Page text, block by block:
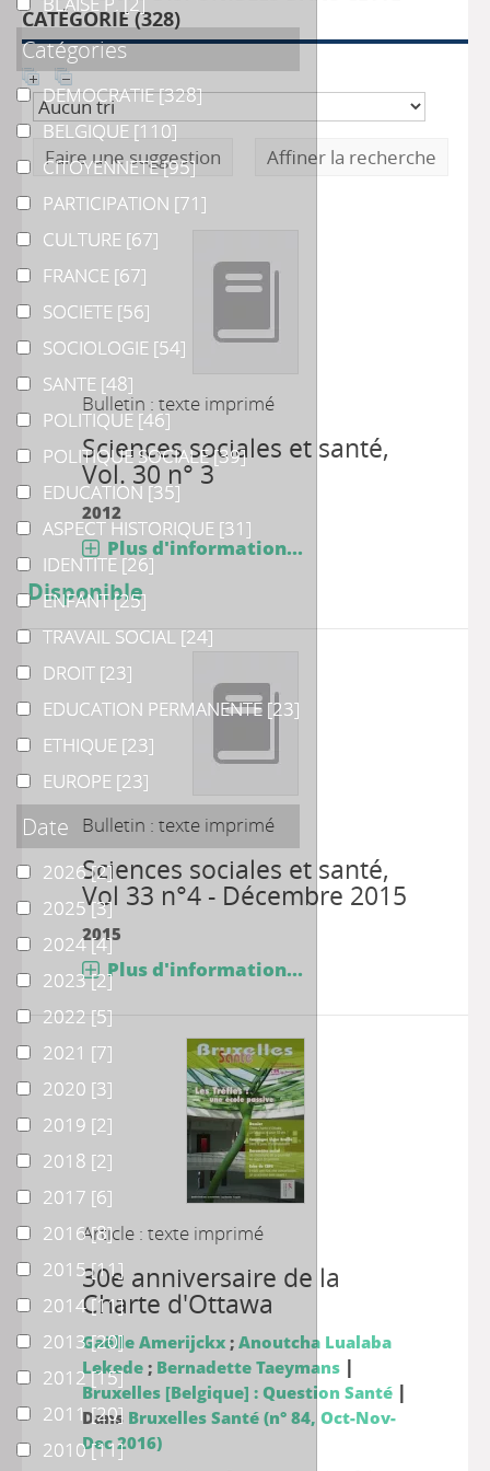
CATÉGORIE (328)
Faire une suggestion Affiner la recherche
Bulletin : texte imprimé
Sciences sociales et santé,
Vol. 30 n° 3
2012
Plus d'information...
Disponible
Bulletin : texte imprimé
Sciences sociales et santé,
Vol 33 n°4 - Décembre 2015
2015
Plus d'information...
Article : texte imprimé
30e anniversaire de la
Charte d'Ottawa
Gaëlle Amerijckx; Anoutcha Lualaba
Lekede; Bernadette Taeymans |
Bruxelles [Belgique] : Question Santé|
Dans Bruxelles Santé (n° 84, Oct-Nov-
Dec 2016)
Catégories
DEMOCRATIE
DEMOCRATIE[328]
BELGIQUE
BELGIQUE [110]
CITOYENNETE
CITOYENNETE[95]
PARTICIPATION
PARTICIPATION [71]
CULTURE
CULTURE [67]
FRANCE
FRANCE [67]
SOCIETE
SOCIETE [56]
SOCIOLOGIE
SOCIOLOGIE [54]
SANTESANTE [48]
POLITIQUE
POLITIQUE [46]
POLITIQUE SOCIALE
POLITIQUE SOCIALE[39]
EDUCATION
EDUCATION [35]
ASPECT HISTORIQUE
ASPECT HISTORIQUE [31]
IDENTITE
IDENTITE [26]
ENFANT
ENFANT[25]
TRAVAIL SOCIAL
TRAVAIL SOCIAL [24]
DROITDROIT [23]
EDUCATION PERMANENTE
EDUCATION PERMANENTE [23]
ETHIQUE
ETHIQUE [23]
EUROPE
EUROPE [23]
Date
20262026[2]
20252025[3]
20242024[4]
20232023[2]
20222022 [5]
20212021 [7]
20202020 [3]
20192019 [2]
20182018 [2]
20172017 [6]
20162016[8]
20152015[11]
20142014[11]
20132013[20]
20122012[15]
20112011[20]
20102010[11]